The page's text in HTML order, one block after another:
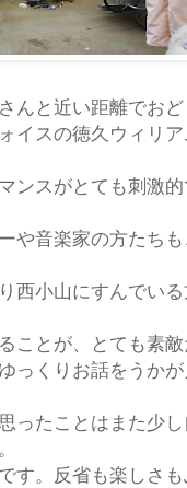
んと近い距離でお
イスの徳久ウィリ
ンスがとても刺激
や音楽家の方たち
西小山にすんでい
ことが、とても素
っくりお話をうか
ったことはまた少
す。反省も楽しさ